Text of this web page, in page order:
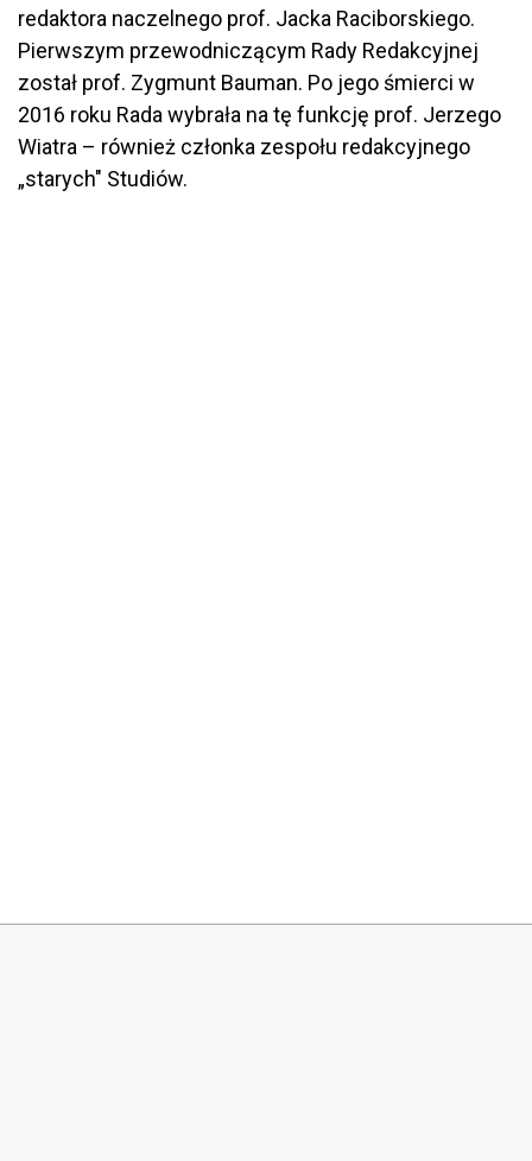
redaktora naczelnego prof. Jacka Raciborskiego.
Pierwszym przewodniczącym Rady Redakcyjnej
został prof. Zygmunt Bauman. Po jego śmierci w
2016 roku Rada wybrała na tę funkcję prof. Jerzego
Wiatra – również członka zespołu redakcyjnego
„starych" Studiów.